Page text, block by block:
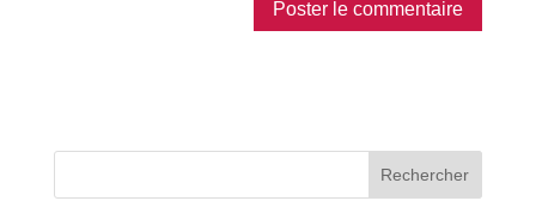
Rechercher